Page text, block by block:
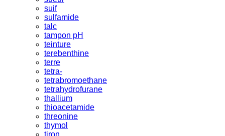
suif
sulfamide
talc
tampon pH
teinture
terebenthine
terre
tetra-
tetrabromoethane
tetrahydrofurane
thallium
thioacetamide
threonine
thymol
tiron